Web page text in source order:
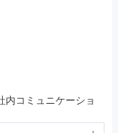
内コミュニケーショ